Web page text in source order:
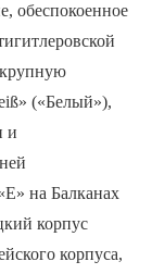
обеспокоенное
(«Белый»),
и
на Балканах
корпус
корпуса,